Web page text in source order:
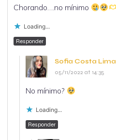
Chorando….no mínimo
Loading...
Responder
Sofia Costa Lima
05/11/2022 at 14:35
No mínimo?
Loading...
Responder